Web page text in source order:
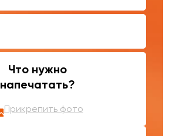
Что нужно
напечатать?
Прикрепить фото